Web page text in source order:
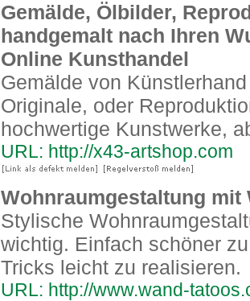
Gemälde, Ölbilder,
handgemalt nach Ihren
Online Kunsthandel
Gemälde von
Originale, oder
hochwertige Kunstwerke,
URL: http://x43-artshop.com
Wohnraumgestaltung mit
Stylische
wichtig. Einfach schöner
Tricks leicht zu realisieren.
URL: http://www.wand-